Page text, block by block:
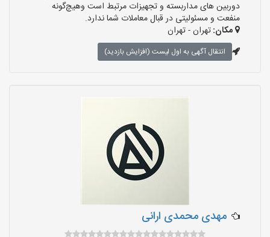
دوربین های مداربسته و تجهیزات مرتبط است وهیچ‌گونه
منفعت و مسئولیتی در قبال معاملات شما ندارد.
مکان:تهران - تهران
انتقال آگهی به اول لیست (افزایش بازدید)
مهدی محمدی ارانی